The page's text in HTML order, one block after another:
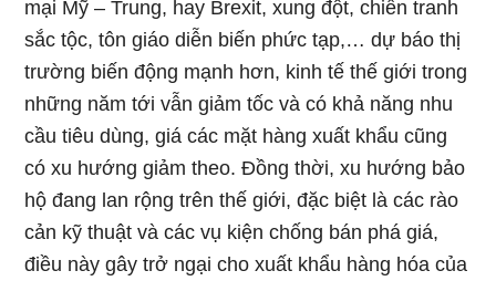
mại Mỹ – Trung, hay Brexit, xung đột, chiến tranh
sắc tộc, tôn giáo diễn biến phức tạp,… dự báo thị
trường biến động mạnh hơn, kinh tế thế giới trong
những năm tới vẫn giảm tốc và có khả năng nhu
cầu tiêu dùng, giá các mặt hàng xuất khẩu cũng
có xu hướng giảm theo. Đồng thời, xu hướng bảo
hộ đang lan rộng trên thế giới, đặc biệt là các rào
cản kỹ thuật và các vụ kiện chống bán phá giá,
điều này gây trở ngại cho xuất khẩu hàng hóa của